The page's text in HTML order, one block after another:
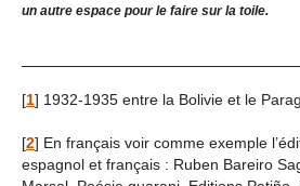
un autre espace pour le faire sur la toile.
[1] 1932-1935 entre la Bolivie et le
[2] En français voir comme exemple
espagnol et français : Ruben Bareiro